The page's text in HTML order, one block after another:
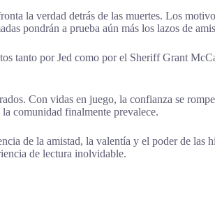
la verdad detrás de las muertes. Los
pondrán a prueba aún más los lazos de
tanto por Jed como por el Sheriff Grant
Con vidas en juego, la confianza se
comunidad finalmente prevalece.
de la amistad, la valentía y el poder de
de lectura inolvidable.